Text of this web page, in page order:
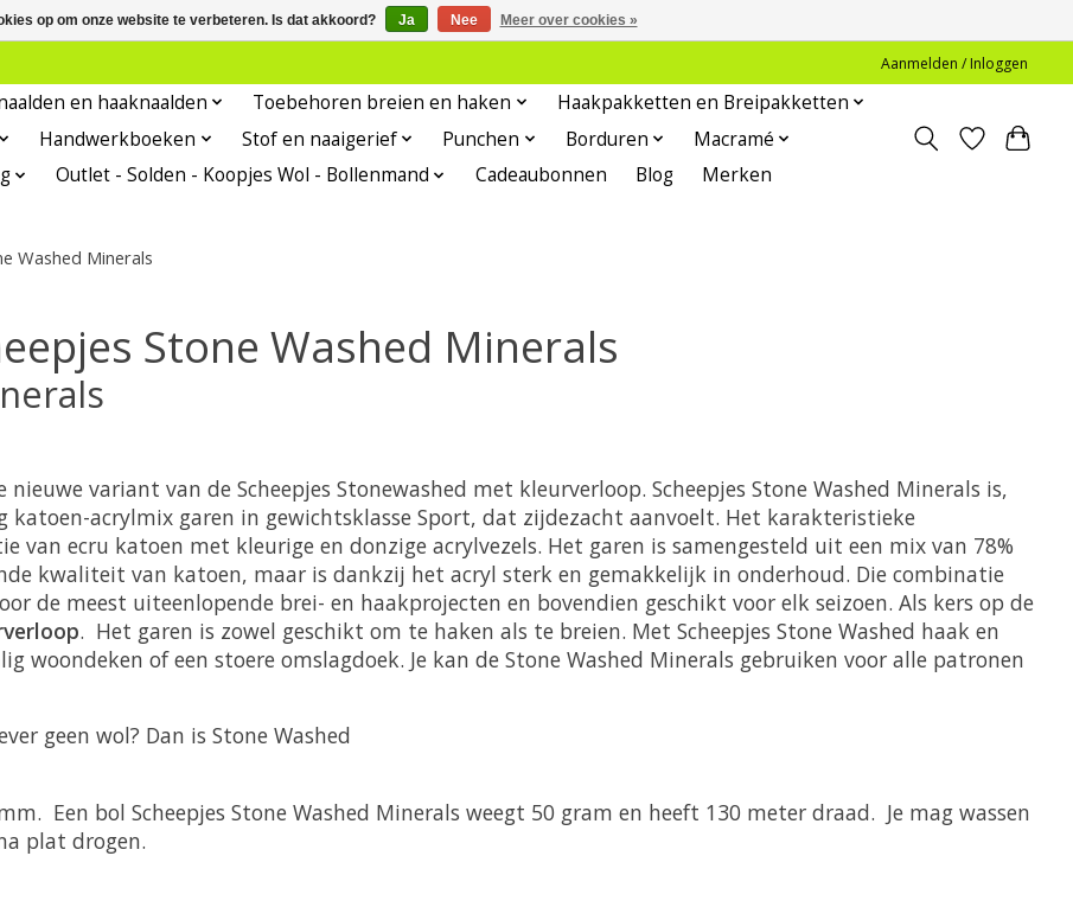
Aanmelden / Inloggen
en haaknaalden Toebehoren breien en haken
Haakpakketten en Breipakketten
Handwerkboeken Stof en naaigerief Punchen Borduren
Macramé
Outlet - Solden - Koopjes Wol - Bollenmand Cadeaubonnen Blog Merken
Washed Minerals
Stone Washed Minerals
nieuwe variant van de Scheepjes Stonewashed met kleurverloop. Scheepjes Stone Washed Minerals is,
katoen-acrylmix garen in gewichtsklasse Sport, dat zijdezacht aanvoelt. Het karakteristieke
ecru katoen met kleurige en donzige acrylvezels. Het garen is samengesteld uit een mix van 78%
kwaliteit van katoen, maar is dankzij het acryl sterk en gemakkelijk in onderhoud. Die combinatie
de meest uiteenlopende brei- en haakprojecten en bovendien geschikt voor elk seizoen. Als kers op de
. Het garen is zowel geschikt om te haken als te breien. Met Scheepjes Stone Washed haak en
woondeken of een stoere omslagdoek. Je kan de Stone Washed Minerals gebruiken voor alle patronen
geen wol? Dan is Stone Washed
Een bol Scheepjes Stone Washed Minerals weegt 50 gram en heeft 130 meter draad. Je mag wassen
plat drogen.
op om onze website te verbeteren. Is dat akkoord? Ja Nee Meer over cookies »